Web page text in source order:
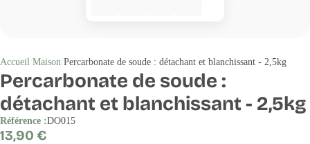
Accueil Maison Percarbonate de soude : détachant et blanchissant - 2,5kg
Percarbonate de soude :
détachant et blanchissant - 2,5kg
Référence :DO015
Prix
13,90 €